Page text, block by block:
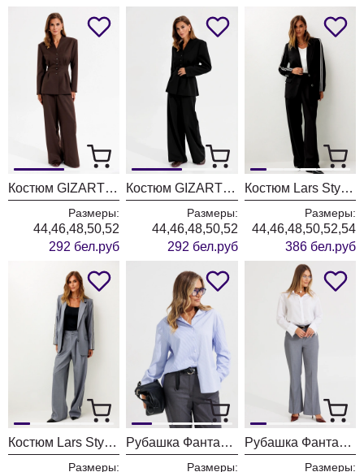
Костюм GIZART 5455 шоколадный
Размеры:
44,46,48,50,52
292 бел.руб
Костюм GIZART 5455 черный
Размеры:
44,46,48,50,52
292 бел.руб
Костюм Lars Style 1244/1 черный
Размеры:
44,46,48,50,52,54
386 бел.руб
Костюм Lars Style 1244 оттенки серого
Размеры:
Рубашка Фантазия Мод 5504
Размеры:
Рубашка Фантазия Мод 5238/1
Размеры: